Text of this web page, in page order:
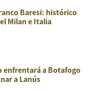
Baresi: histórico
Milan e Italia
enfrentará a Botafogo
a Lanús